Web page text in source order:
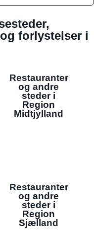
forlystelser i
Restauranter
og andre
steder i
Region
Midtjylland
Restauranter
og andre
steder i
Region
Sjælland